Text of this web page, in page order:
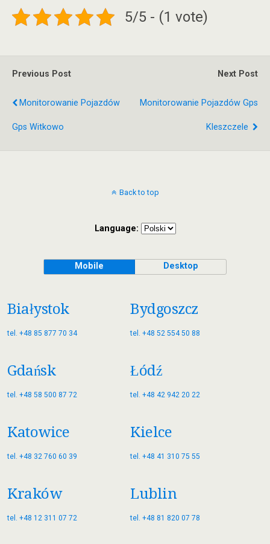
5/5 - (1 vote)
Previous Post
Monitorowanie Pojazdów
Gps Witkowo
Next Post
Monitorowanie Pojazdów Gps
Kleszczele
Back to top
Language:
Mobile Desktop
Białystok
tel. +48 85 877 70 34
Bydgoszcz
tel. +48 52 554 50 88
Gdańsk
tel. +48 58 500 87 72
Łódź
tel. +48 42 942 20 22
Katowice
tel. +48 32 760 60 39
Kielce
tel. +48 41 310 75 55
Kraków
tel. +48 12 311 07 72
Lublin
tel. +48 81 820 07 78